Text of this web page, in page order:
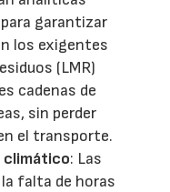
garantizar
los exigentes
(LMR)
cadenas de
sin perder
el transporte.
climático: Las
falta de horas